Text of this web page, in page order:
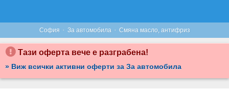
София · За автомобила · Смяна масло, антифриз
Тази оферта вече е разграбена!
» Виж всички активни оферти за За автомобила